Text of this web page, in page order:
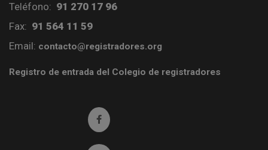
Teléfono: 91 270 17 96
Fax: 91 564 11 59
Email: contacto@registradores.org
Registro de entrada del Colegio de registradores
Ir a facebook (abre en ventana nueva)